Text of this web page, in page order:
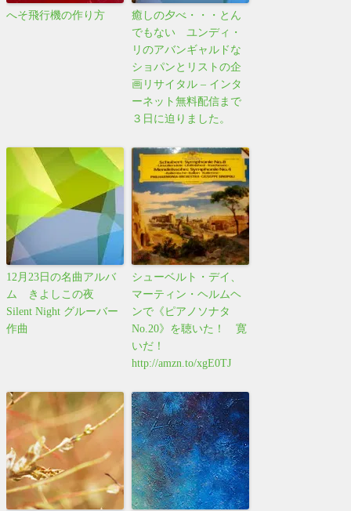
へそ飛行機の作り方
癒しの夕べ・・・とん
でもない ユンディ・
リのアバンギャルドな
ショパンとリストの企
画リサイタル – インタ
ーネット無料配信まで
３日に迫りました。
12月23日の名曲アルバ
ム きよしこの夜
Silent Night グルーバー
作曲
シューベルト・デイ、
マーティン・ヘルムヘ
ンで《ピアノソナタ
No.20》を聴いた！ 寛
いだ！
http://amzn.to/xgE0TJ